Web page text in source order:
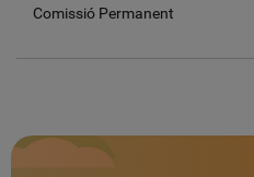
Comissió Permanent